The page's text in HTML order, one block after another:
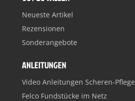
Neueste Artikel
Rezensionen
Sonderangebote
ANLEITUNGEN
Video Anleitungen Scheren-Pflege
Felco Fundstücke im Netz